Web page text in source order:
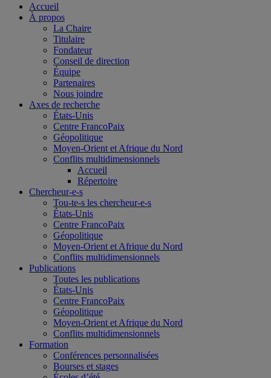
Accueil
À propos
La Chaire
Titulaire
Fondateur
Conseil de direction
Équipe
Partenaires
Nous joindre
Axes de recherche
États-Unis
Centre FrancoPaix
Géopolitique
Moyen-Orient et Afrique du Nord
Conflits multidimensionnels
Accueil
Répertoire
Chercheur-e-s
Tou-te-s les chercheur-e-s
États-Unis
Centre FrancoPaix
Géopolitique
Moyen-Orient et Afrique du Nord
Conflits multidimensionnels
Publications
Toutes les publications
États-Unis
Centre FrancoPaix
Géopolitique
Moyen-Orient et Afrique du Nord
Conflits multidimensionnels
Formation
Conférences personnalisées
Bourses et stages